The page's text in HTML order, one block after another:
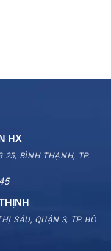
HX
25, BÌNH THẠNH, TP.
SÁU, QUẬN 3, TP. HỒ